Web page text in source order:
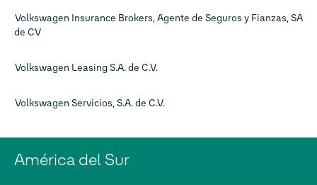
Volkswagen Insurance Brokers, Agente de Seguros y Fianzas, SA
de CV
Volkswagen Leasing S.A. de C.V.
Volkswagen Servicios, S.A. de C.V.
América del Sur